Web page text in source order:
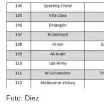
Foto: Diez